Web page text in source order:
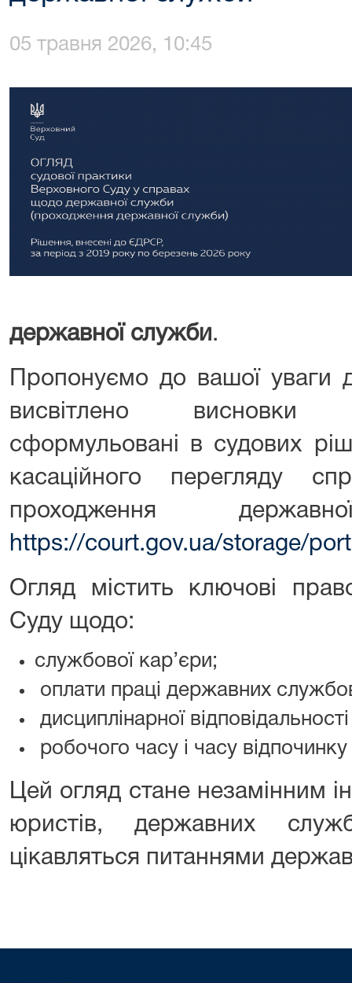
05 травня 2026, 10:45
державної служби .
Пропонуємо до вашої уваги
висвітлено висновки
сформульовані в судових
касаційного перегляду
проходження
https://court.gov.ua/storage/
Огляд містить ключові
Суду щодо:
службової кар’єри;
оплати праці державних
дисциплінарної
робочого часу і часу
Цей огляд стане незамінним
юристів, державних
цікавляться питаннями